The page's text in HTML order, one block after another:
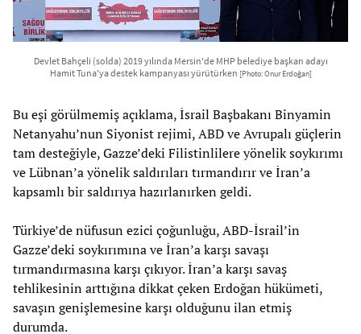
Devlet Bahçeli (solda) 2019 yılında Mersin'de MHP belediye başkan adayı
Hamit Tuna'ya destek kampanyası yürütürken [Photo: Onur Erdoğan]
Bu eşi görülmemiş açıklama, İsrail Başbakanı Binyamin
Netanyahu’nun Siyonist rejimi, ABD ve Avrupalı güçlerin
tam desteğiyle, Gazze’deki Filistinlilere yönelik soykırımı
ve Lübnan’a yönelik saldırıları tırmandırır ve İran’a
kapsamlı bir saldırıya hazırlanırken geldi.
Türkiye’de nüfusun ezici çoğunluğu, ABD-İsrail’in
Gazze’deki soykırımına ve İran’a karşı savaşı
tırmandırmasına karşı çıkıyor. İran’a karşı savaş
tehlikesinin arttığına dikkat çeken Erdoğan hükümeti,
savaşın genişlemesine karşı olduğunu ilan etmiş
durumda.